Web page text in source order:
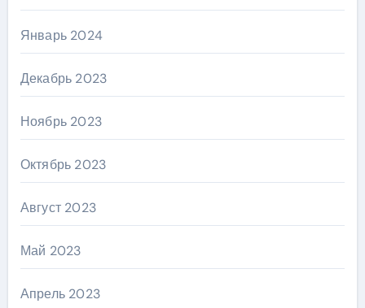
Январь 2024
Декабрь 2023
Ноябрь 2023
Октябрь 2023
Август 2023
Май 2023
Апрель 2023